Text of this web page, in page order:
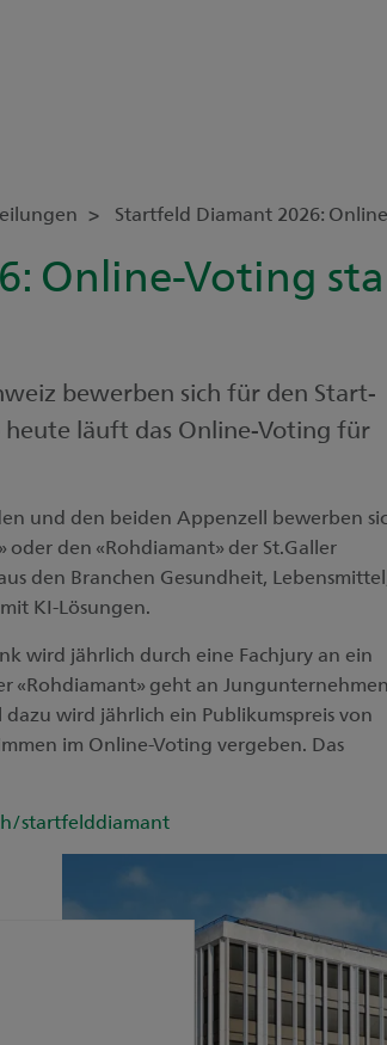
Startfeld Diamant 2026:
Online-Voting
bewerben sich für den Start-
läuft das Online-Voting für
und den beiden Appenzell bewerben
den «Rohdiamant» der St.Galler
den Branchen Gesundheit,
KI-Lösungen.
wird jährlich durch eine Fachjury an ein
«Rohdiamant» geht an
wird jährlich ein Publikumspreis von
im Online-Voting vergeben. Das
startfelddiamant